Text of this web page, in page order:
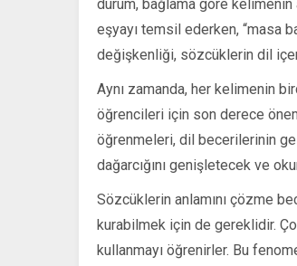
durum, bağlama göre kelimenin
eşyayı temsil ederken, “masa
değişkenliği, sözcüklerin dil
Aynı zamanda, her kelimenin
öğrencileri için son derece
öğrenmeleri, dil becerilerinin
dağarcığını genişletecek ve
Sözcüklerin anlamını çözme
kurabilmek için de gereklidir.
kullanmayı öğrenirler. Bu